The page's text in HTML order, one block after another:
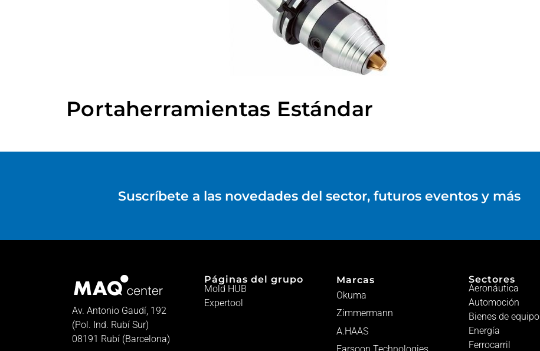
Portaherramientas Estándar
Suscríbete a las novedades del sector, futuros eventos y más
Av. Antonio Gaudí, 192
(Pol. Ind. Rubí Sur)
08191 Rubí (Barcelona)
Páginas del grupo
Mold HUB
Expertool
Marcas
Okuma
Zimmermann
A.HAAS
Sectores
Aeronáutica
Automoción
Bienes de equipo
Energía
Ferrocarril